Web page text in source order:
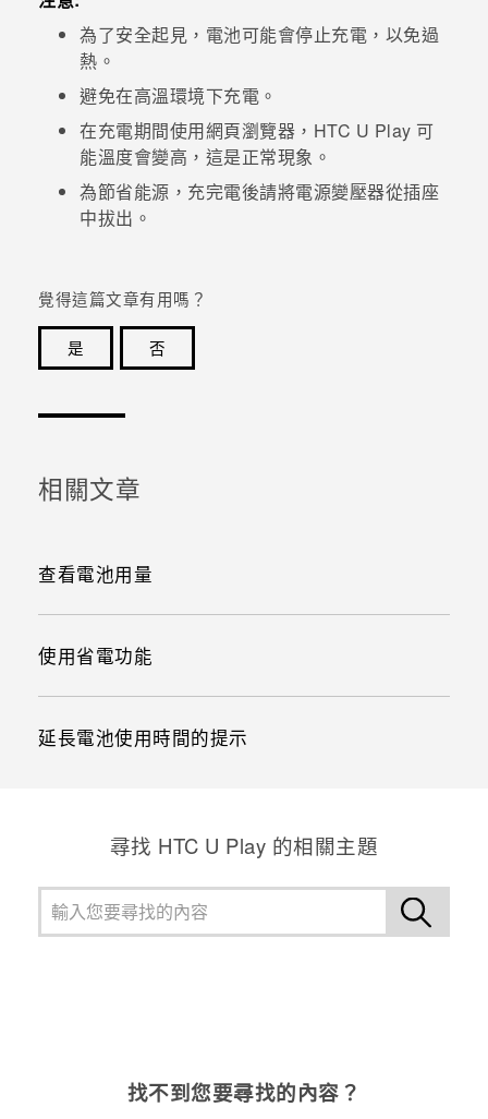
為了安全起見，電池可能會停止充電，以免過
熱。
避免在高溫環境下充電。
在充電期間使用網頁瀏覽器， HTC U Play 可
能溫度會變高，這是正常現象。
為節省能源，充完電後請將電源變壓器從插座
中拔出。
覺得這篇文章有用嗎？
是
否
相關文章
查看電池用量
使用省電功能
延長電池使用時間的提示
尋找 HTC U Play 的相關主題
找不到您要尋找的內容？